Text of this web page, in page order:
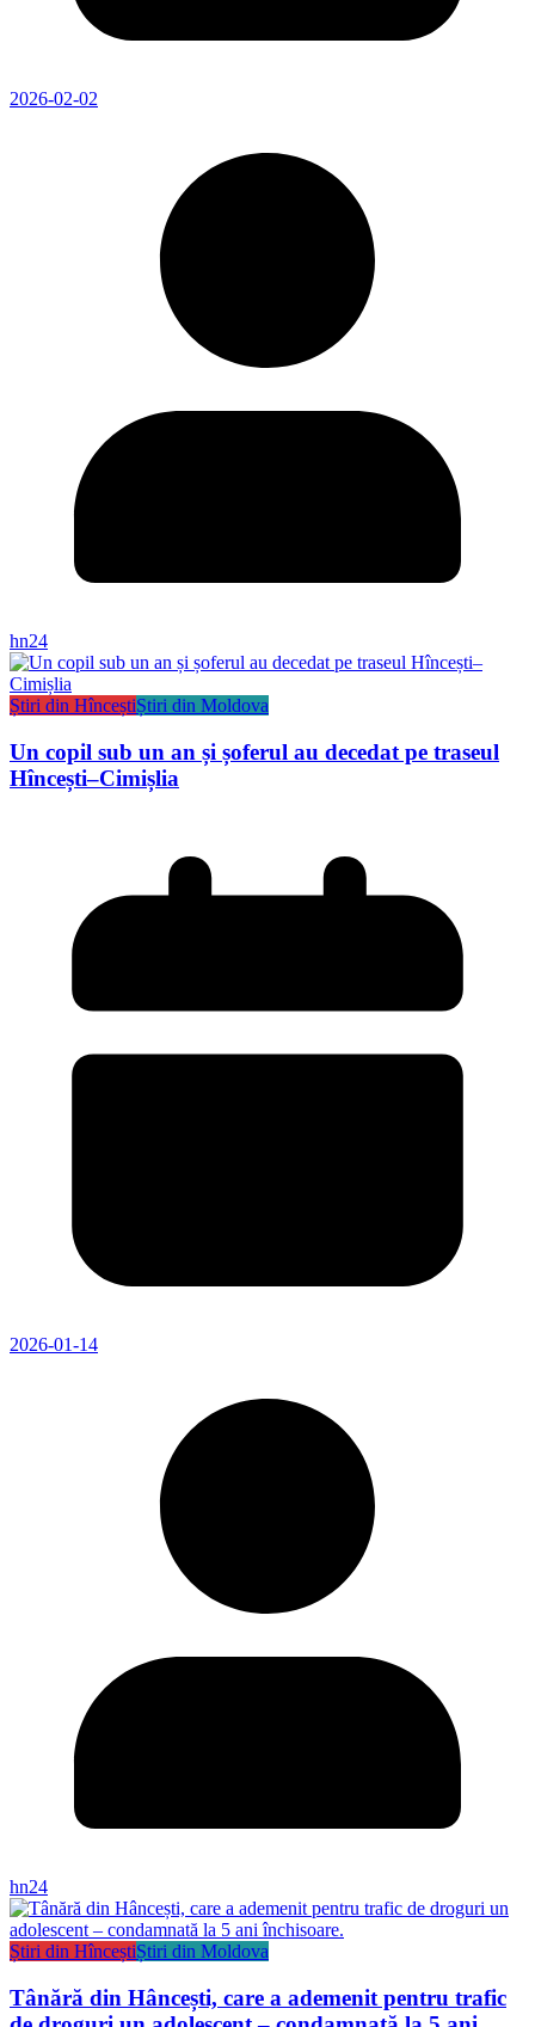
2026-02-02
hn24
Știri din HînceștiȘtiri din Moldova
Un copil sub un an și șoferul au decedat pe traseul
Hîncești–Cimișlia
2026-01-14
hn24
Știri din HînceștiȘtiri din Moldova
Tânără din Hâncești, care a ademenit pentru trafic